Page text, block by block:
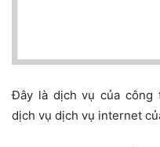
Đây là dịch vụ của công
dịch vụ dịch vụ internet